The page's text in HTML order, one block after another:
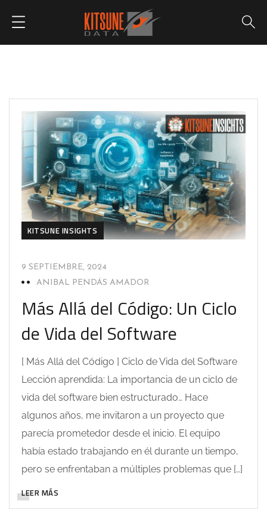
KITSUNE INSIGHTS
9 SEPTIEMBRE, 2024
ANIBAL PENDÁS AMADOR
Más Allá del Código: Un Ciclo
de Vida del Software
[ Más Allá del Código ] Ciclo de Vida del Software
Lección aprendida: La importancia de un ciclo de
vida del software bien estructurado… Hace
algunos años, me invitaron a un proyecto que
parecía prometedor desde el inicio. El equipo
había estado trabajando en él durante un tiempo,
pero se enfrentaban a múltiples problemas que […]
LEER MÁS